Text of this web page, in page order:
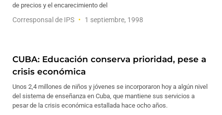
de precios y el encarecimiento del
Corresponsal de IPS 1 septiembre, 1998
CUBA: Educación conserva prioridad, pese a
crisis económica
Unos 2,4 millones de niños y jóvenes se incorporaron hoy a algún nivel
del sistema de enseñanza en Cuba, que mantiene sus servicios a
pesar de la crisis económica estallada hace ocho años.